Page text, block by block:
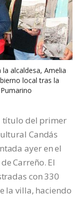
alcaldesa, Amelia
local tras la
título del primer
Candás
ayer en el
Carreño. El
con 330
la villa, haciendo